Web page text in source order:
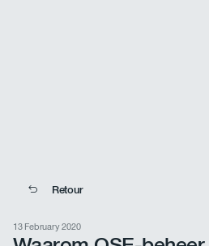
Retour
13 February 2020